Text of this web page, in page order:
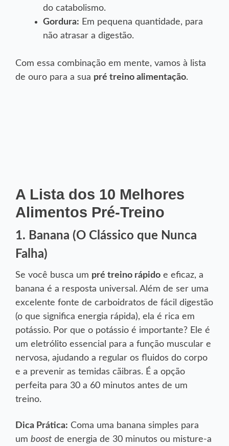
do catabolismo.
Gordura: Em pequena quantidade, para
não atrasar a digestão.
Com essa combinação em mente, vamos à lista
de ouro para a sua pré treino alimentação.
A Lista dos 10 Melhores
Alimentos Pré-Treino
1. Banana (O Clássico que Nunca
Falha)
Se você busca um pré treino rápido e eficaz, a
banana é a resposta universal. Além de ser uma
excelente fonte de carboidratos de fácil digestão
(o que significa energia rápida), ela é rica em
potássio. Por que o potássio é importante? Ele é
um eletrólito essencial para a função muscular e
nervosa, ajudando a regular os fluidos do corpo
e a prevenir as temidas cãibras. É a opção
perfeita para 30 a 60 minutos antes de um
treino.
Dica Prática: Coma uma banana simples para
um boost de energia de 30 minutos ou misture-a